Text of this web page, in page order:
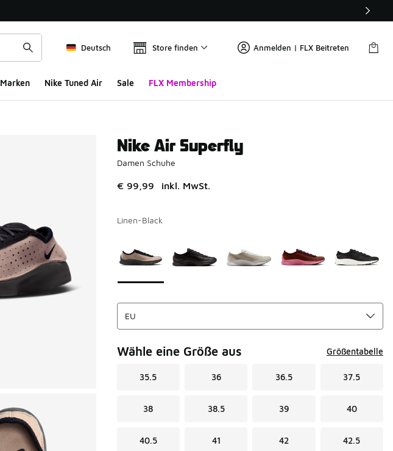
Deutsch Store finden Anmelden | FLX Beitreten
Marken Nike Tuned Air Sale FLX Membership
Nike Air Superfly
Damen Schuhe
€ 99,99 inkl. MwSt.
Linen-Black
Wähle eine Größe aus Größentabelle
35.5 36 36.5 37.5
38 38.5 39 40
40.5 41 42 42.5